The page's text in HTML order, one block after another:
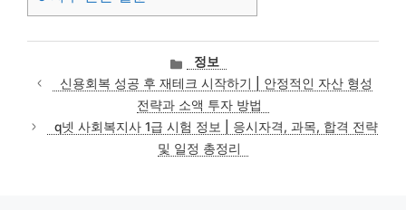
카
테
고
리
정보
신용회복 성공 후 재테크 시작하기 | 안정적인 자산 형성
전략과 소액 투자 방법
q넷 사회복지사 1급 시험 정보 | 응시자격, 과목, 합격 전략
및 일정 총정리